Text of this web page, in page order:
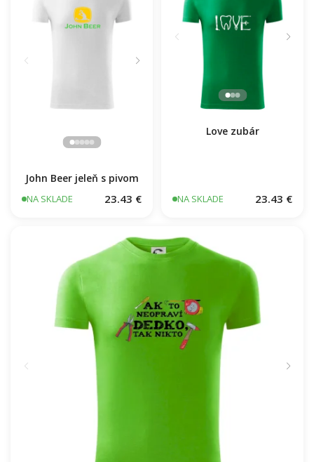
John Beer jeleň s pivom
NA SKLADE 23.43 €
Love zubár
NA SKLADE 23.43 €